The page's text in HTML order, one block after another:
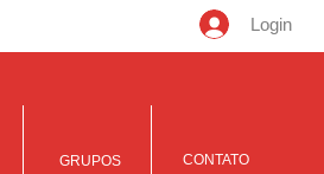
Login
GRUPOS CONTATO